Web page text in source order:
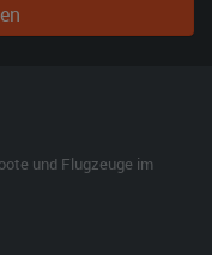
und Flugzeuge im